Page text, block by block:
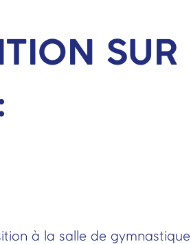
SUR
à la salle de gymnastique